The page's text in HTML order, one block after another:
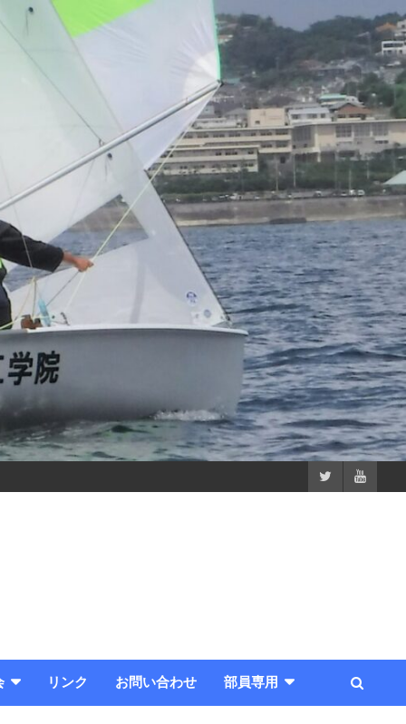
リンク お問い合わせ 部員専用